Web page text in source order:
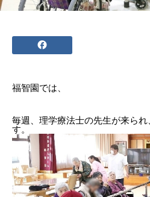
福智園では、
毎週、理学療法士の先生が来ら
す。